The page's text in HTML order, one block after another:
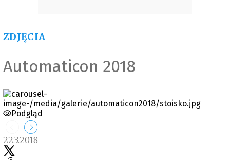
ZDJĘCIA
Automaticon 2018
Podgląd
22.3.2018